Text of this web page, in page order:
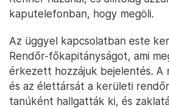
kaputelefonban, hogy megöli.
Az üggyel kapcsolatban este
Rendőr-főkapitányságot, ami
érkezett hozzájuk bejelentés. A
és az élettársát a kerületi
tanúként hallgatták ki, és